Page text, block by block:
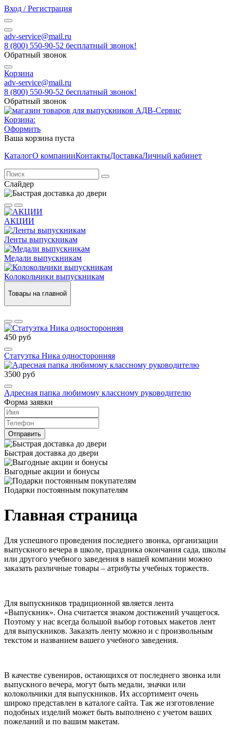
Вход / Регистрация
adv-service@mail.ru
8 (800) 550-90-52 бесплатный звонок!
Обратный звонок
Корзина
adv-service@mail.ru
8 (800) 550-90-52 бесплатный звонок!
Обратный звонок
Корзина:
Оформить
Ваша корзина пуста
КаталогО компанииКонтактыДоставкаЛичный кабинет
Слайдер
АКЦИИ
Ленты выпускникам
Медали выпускникам
Колокольчики выпускникам
Товары на главной
450 руб
Статуэтка Ника односторонняя
3500 руб
Адресная папка любимому классному руководителю
Форма заявки
Отправить
Быстрая доставка до двери
Выгодные акции и бонусы
Подарки постоянным покупателям
Главная страница
Для успешного проведения последнего звонка, организации
выпускного вечера в школе, праздника окончания сада, школы
или другого учебного заведения в нашей компании можно
заказать различные товары – атрибуты учебных торжеств.
Для выпускников традиционной является лента
«Выпускник». Она считается знаком достижений учащегося.
Поэтому у нас всегда большой выбор готовых макетов лент
для выпускников. Заказать ленту можно и с произвольным
текстом и названием вашего учебного заведения.
В качестве сувениров, остающихся от последнего звонка или
выпускного вечера, могут быть медали, значки или
колокольчики для выпускников. Их ассортимент очень
широко представлен в каталоге сайта. Так же изготовление
подобных изделий может быть выполнено с учетом ваших
пожеланий и по вашим макетам.